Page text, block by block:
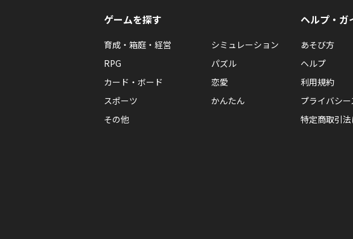
ゲームを探す
育成・箱庭・経営
シミュレーション
RPG
パズル
カード・ボード
恋愛
スポーツ
かんたん
その他
ヘルプ・ガ
あそび方
ヘルプ
利用規約
プライバシ
特定商取引